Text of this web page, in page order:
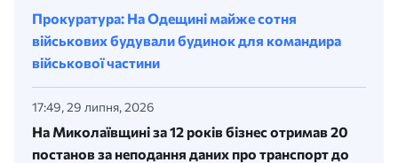
Прокуратура: На Одещині майже сотня
військових будували будинок для командира
військової частини
17:49, 29 липня, 2026
На Миколаївщині за 12 років бізнес отримав 20
постанов за неподання даних про транспорт до